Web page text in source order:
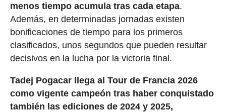
menos tiempo acumula tras cada etapa.
Además, en determinadas jornadas existen
bonificaciones de tiempo para los primeros
clasificados, unos segundos que pueden resultar
decisivos en la lucha por la victoria final.
Tadej Pogacar llega al Tour de Francia 2026
como vigente campeón tras haber conquistado
también las ediciones de 2024 y 2025,